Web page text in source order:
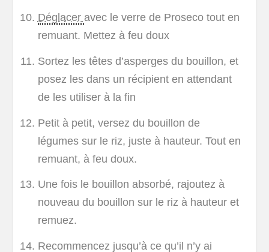
Déglacer avec le verre de Proseco tout en
remuant. Mettez à feu doux
Sortez les têtes d’asperges du bouillon, et
posez les dans un récipient en attendant
de les utiliser à la fin
Petit à petit, versez du bouillon de
légumes sur le riz, juste à hauteur. Tout en
remuant, à feu doux.
Une fois le bouillon absorbé, rajoutez à
nouveau du bouillon sur le riz à hauteur et
remuez.
Recommencez jusqu’à ce qu’il n’y ai